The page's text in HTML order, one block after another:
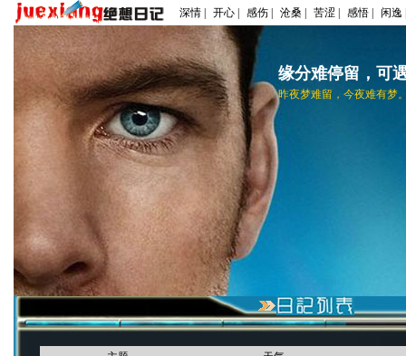
深情 | 开心 | 感伤 | 沧桑 | 苦涩 | 感悟 | 闲逸 |
缘分难停留，可
昨夜梦难留，今夜难有梦